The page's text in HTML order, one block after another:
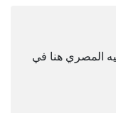
المصري هنا في